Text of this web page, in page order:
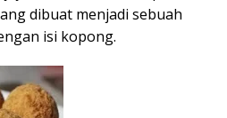
dibuat menjadi sebuah
isi kopong.